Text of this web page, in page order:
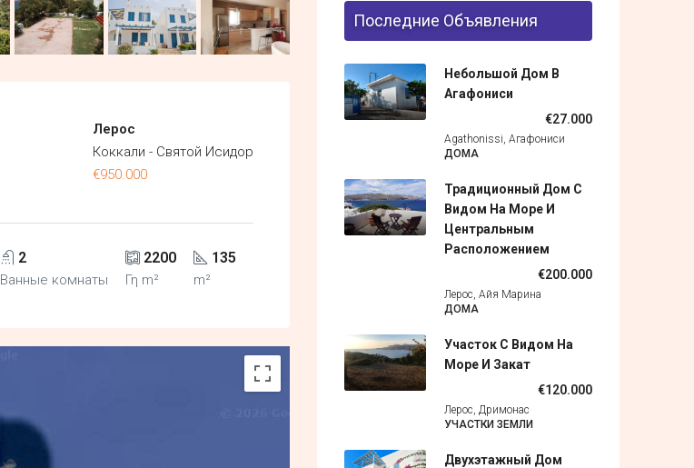
Лерос
Коккали - Святой Исидор
€950.000
2
Ванные комнаты
2200
Γη m²
135
m²
Последние Объявления
Небольшой Дом В
Агафониси
€27.000
Agathonissi, Агафониси
ДОМА
Традиционный Дом С
Видом На Море И
Центральным
Расположением
€200.000
Лерос, Айя Марина
ДОМА
Участок С Видом На
Море И Закат
€120.000
Лерос, Дримонас
УЧАСТКИ ЗЕМЛИ
Двухэтажный Дом